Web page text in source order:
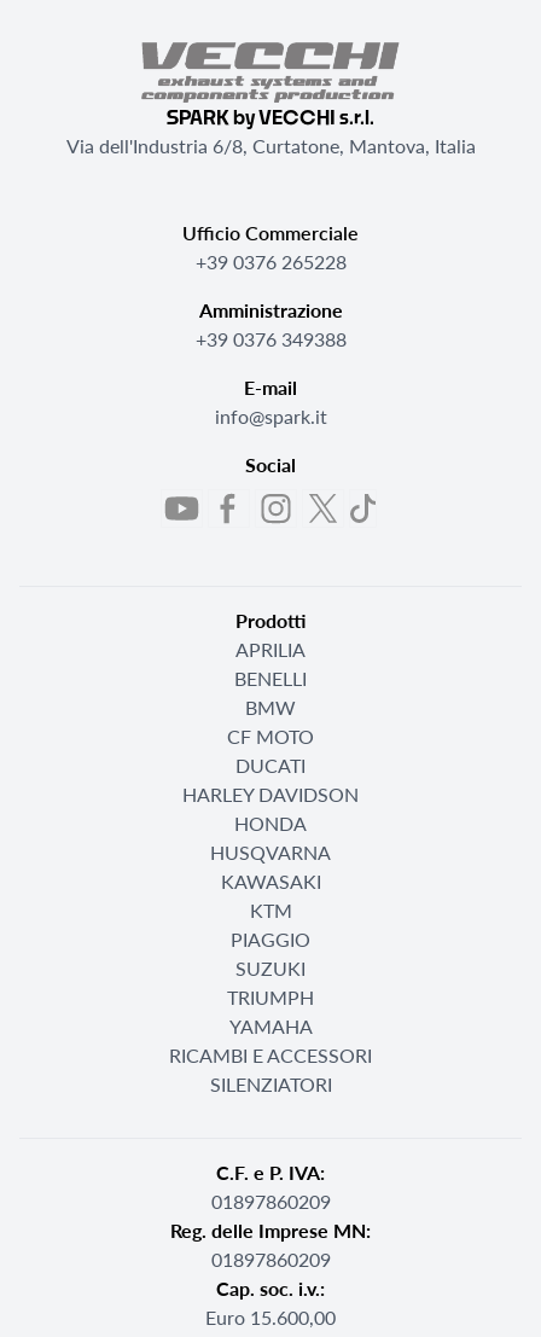
SPARK by VECCHI s.r.l.
Via dell'Industria 6/8, Curtatone, Mantova, Italia
Ufficio Commerciale
+39 0376 265228
Amministrazione
+39 0376 349388
E-mail
info@spark.it
Social
Prodotti
APRILIA
BENELLI
BMW
CF MOTO
DUCATI
HARLEY DAVIDSON
HONDA
HUSQVARNA
KAWASAKI
KTM
PIAGGIO
SUZUKI
TRIUMPH
YAMAHA
RICAMBI E ACCESSORI
SILENZIATORI
C.F. e P. IVA:
01897860209
Reg. delle Imprese MN:
01897860209
Cap. soc. i.v.:
Euro 15.600,00